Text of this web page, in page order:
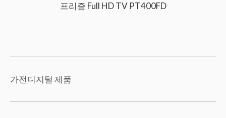
프리즘 Full HD TV PT400FD
가전디지털 제품